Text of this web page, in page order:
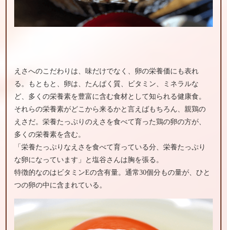
えさへのこだわりは、味だけでなく、卵の栄養価にも表れ
る。もともと、卵は、たんぱく質、ビタミン、ミネラルな
ど、多くの栄養素を豊富に含む食材として知られる健康食。
それらの栄養素がどこから来るかと言えばもちろん、親鶏の
えさだ。栄養たっぷりのえさを食べて育った鶏の卵の方が、
多くの栄養素を含む。
「栄養たっぷりなえさを食べて育っている分、栄養たっぷり
な卵になっています」と塩谷さんは胸を張る。
特徴的なのはビタミンEの含有量。通常30個分もの量が、ひと
つの卵の中に含まれている。